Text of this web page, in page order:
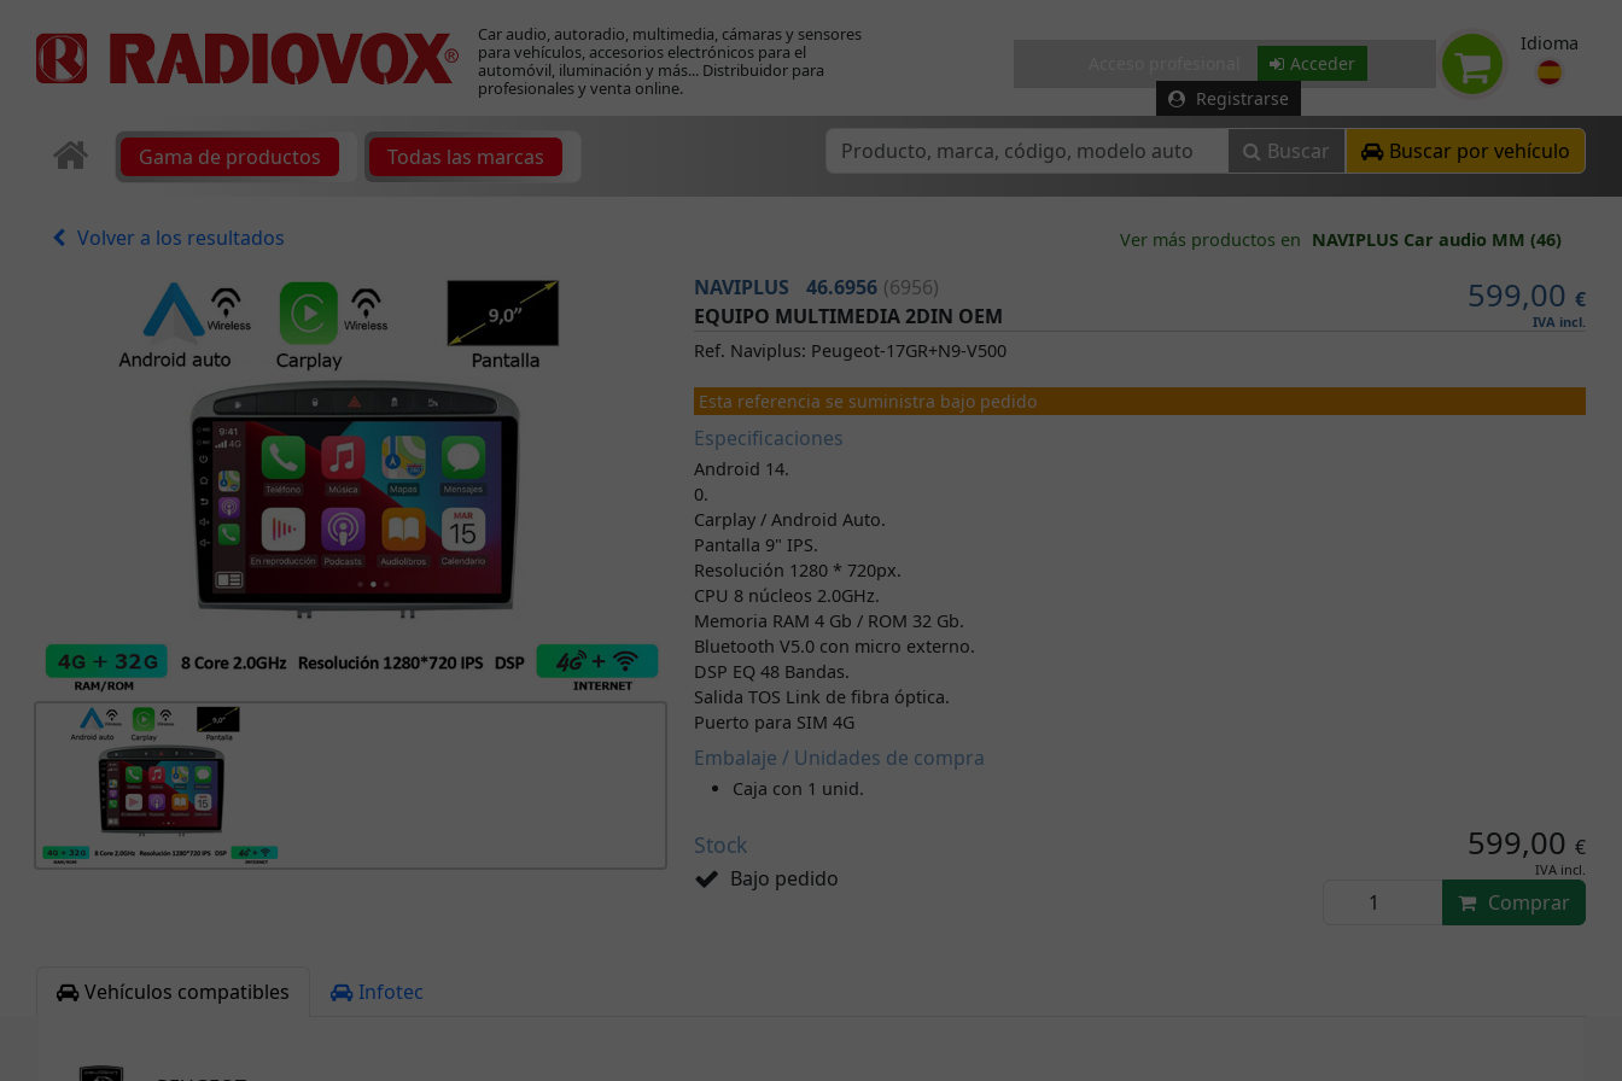
Car audio, autoradio, multimedia, cámaras y sensores
para vehículos, accesorios electrónicos para el
automóvil, iluminación y más... Distribuidor para
profesionales y venta online.
Acceder
Registrarse
Idioma
Gama de productos Todas las marcas Buscar Buscar por vehículo
Volver a los resultados Ver más productos en NAVIPLUS Car audio MM (46)
NAVIPLUS 46.6956 (6956) 599,00 €
IVA incl.
EQUIPO MULTIMEDIA 2DIN OEM
Ref. Naviplus: Peugeot-17GR+N9-V500
Esta referencia se suministra bajo pedido
Especificaciones
Android 14.
0.
Carplay / Android Auto.
Pantalla 9" IPS.
Resolución 1280 * 720px.
CPU 8 núcleos 2.0GHz.
Memoria RAM 4 Gb / ROM 32 Gb.
Bluetooth V5.0 con micro externo.
DSP EQ 48 Bandas.
Salida TOS Link de fibra óptica.
Puerto para SIM 4G
Embalaje / Unidades de compra
Caja con 1 unid.
Stock
Bajo pedido
599,00 €
IVA incl.
Comprar
Vehículos compatibles Infotec